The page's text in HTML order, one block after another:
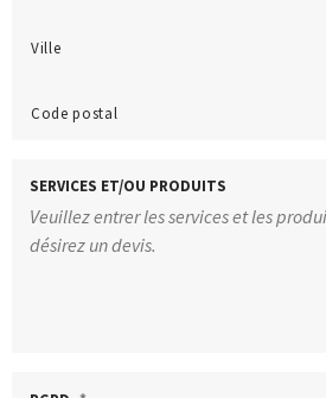
Ville
Code postal
SERVICES ET/OU PRODUITS